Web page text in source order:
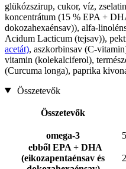
glükózszirup, cukor, víz,
koncentrátum (15 % EPA +
dokozahexaénsav)), alfa-
Acidum Lacticum (tejsav)),
acetát), aszkorbinsav (C-
vitamin (kolekalciferol),
(Curcuma longa), paprika
Összetevők
Összetevők
omega-3
ebből EPA + DHA
(eikozapentaénsav és